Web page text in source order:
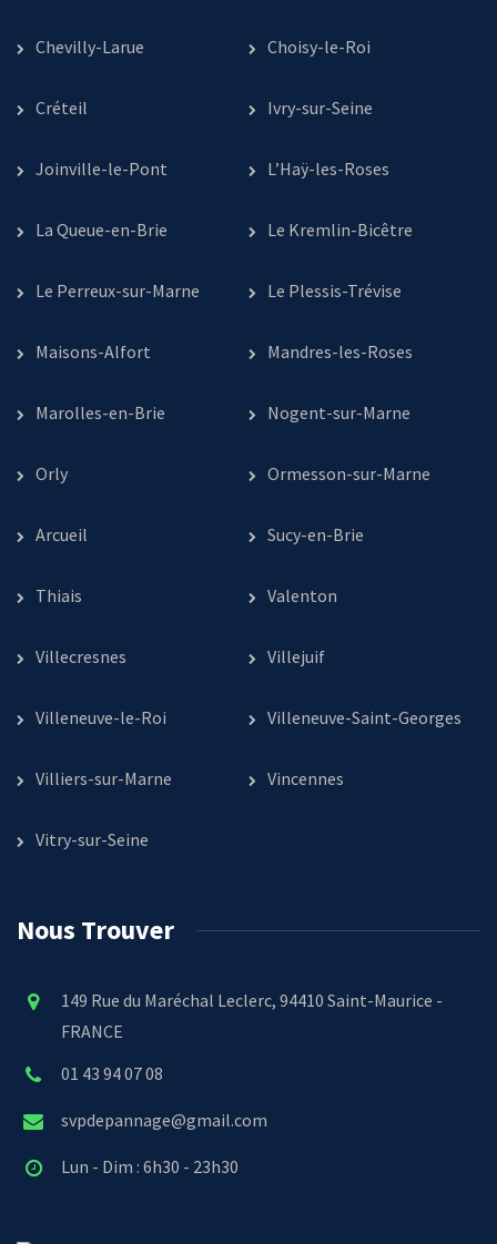
Chevilly-Larue Choisy-le-Roi
Créteil Ivry-sur-Seine
Joinville-le-Pont L’Haÿ-les-Roses
La Queue-en-Brie Le Kremlin-Bicêtre
Le Perreux-sur-Marne Le Plessis-Trévise
Maisons-Alfort Mandres-les-Roses
Marolles-en-Brie Nogent-sur-Marne
Orly Ormesson-sur-Marne
Arcueil Sucy-en-Brie
Thiais Valenton
Villecresnes Villejuif
Villeneuve-le-Roi Villeneuve-Saint-Georges
Villiers-sur-Marne Vincennes
Vitry-sur-Seine
Nous Trouver
149 Rue du Maréchal Leclerc, 94410 Saint-Maurice -
FRANCE
01 43 94 07 08
svpdepannage@gmail.com
Lun - Dim : 6h30 - 23h30